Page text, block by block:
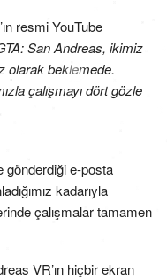
resmi YouTube
San Andreas, ikimiz
olarak beklemede.
çalışmayı dört gözle
gönderdiği e-posta
kadarıyla
çalışmalar tamamen
VR’ın hiçbir ekran